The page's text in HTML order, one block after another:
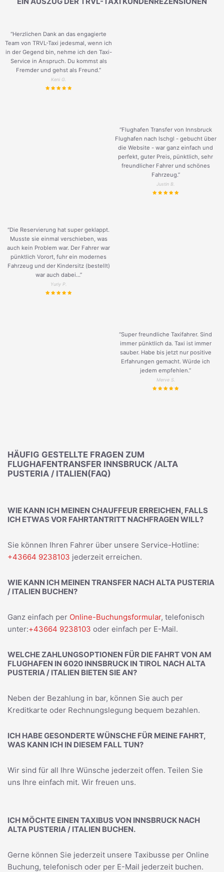
“Herzlichen Dank an das engagierte
Team von TRVL-Taxi jedesmal, wenn ich
in der Gegend bin, nehme ich den Taxi-
Service in Anspruch. Du kommst als
Fremder und gehst als Freund.”
Keni G.
“Flughafen Transfer von Innsbruck
Flughafen nach Ischgl - gebucht über
die Website - war ganz einfach und
perfekt, guter Preis, pünktlich, sehr
freundlicher Fahrer und schönes
Fahrzeug.”
Justin B.
“Die Reservierung hat super geklappt.
Musste sie einmal verschieben, was
auch kein Problem war. Der Fahrer war
pünktlich Vorort, fuhr ein modernes
Fahrzeug und der Kindersitz (bestellt)
war auch dabei...”
Yuriy P.
“Super freundliche Taxifahrer. Sind
immer pünktlich da. Taxi ist immer
sauber. Habe bis jetzt nur positive
Erfahrungen gemacht. Würde ich
jedem empfehlen.”
Merve S.
HÄUFIG GESTELLTE FRAGEN ZUM
FLUGHAFENTRANSFER INNSBRUCK /ALTA
PUSTERIA / ITALIEN(FAQ)
WIE KANN ICH MEINEN CHAUFFEUR ERREICHEN, FALLS
ICH ETWAS VOR FAHRTANTRITT NACHFRAGEN WILL?
Sie können Ihren Fahrer über unsere Service-Hotline:
+43664 9238103 jederzeit erreichen.
WIE KANN ICH MEINEN TRANSFER NACH ALTA PUSTERIA
/ ITALIEN BUCHEN?
Ganz einfach per Online-Buchungsformular, telefonisch
unter:+43664 9238103 oder einfach per E-Mail.
WELCHE ZAHLUNGSOPTIONEN FÜR DIE FAHRT VON AM
FLUGHAFEN IN 6020 INNSBRUCK IN TIROL NACH ALTA
PUSTERIA / ITALIEN BIETEN SIE AN?
Neben der Bezahlung in bar, können Sie auch per
Kreditkarte oder Rechnungslegung bequem bezahlen.
ICH HABE GESONDERTE WÜNSCHE FÜR MEINE FAHRT,
WAS KANN ICH IN DIESEM FALL TUN?
Wir sind für all Ihre Wünsche jederzeit offen. Teilen Sie
uns Ihre einfach mit. Wir freuen uns.
ICH MÖCHTE EINEN TAXIBUS VON INNSBRUCK NACH
ALTA PUSTERIA / ITALIEN BUCHEN.
Gerne können Sie jederzeit unsere Taxibusse per Online
Buchung, telefonisch oder per E-Mail jederzeit buchen.